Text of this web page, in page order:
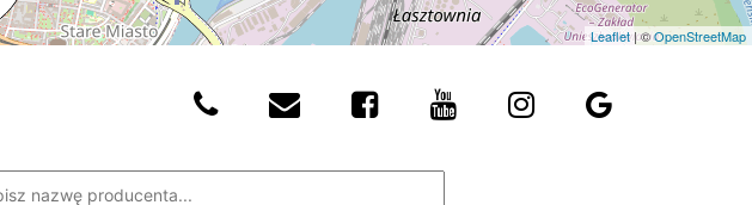
Leaflet| ©OpenStreetMap